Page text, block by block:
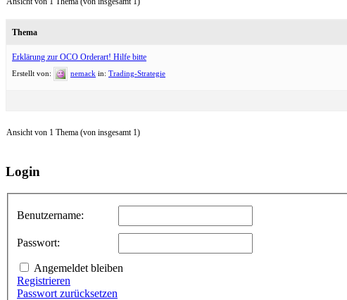
Thema
Erklärung zur OCO Orderart! Hilfe bitte
Erstellt von: nemack in: Trading-Strategie
Ansicht von 1 Thema (von insgesamt 1)
Login
Benutzername:
Passwort:
Angemeldet bleiben
Registrieren
Passwort zurücksetzen